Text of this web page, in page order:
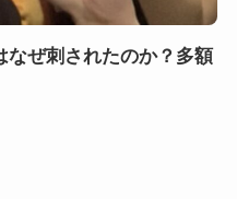
なぜ刺されたのか？多額